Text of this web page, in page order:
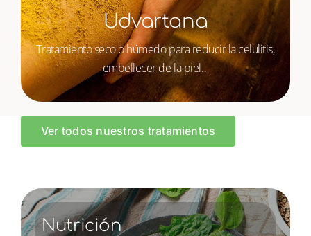
Udvartana
Tratamiento seco o húmedo para reducir la celulitis,
embellecer de la piel…
Ver todos nuestros tratamientos
Nutrición